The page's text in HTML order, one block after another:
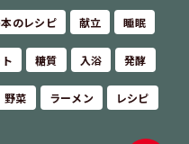
のレシピ 献立 睡眠
糖質 入浴 発酵
野菜 ラーメン レシピ